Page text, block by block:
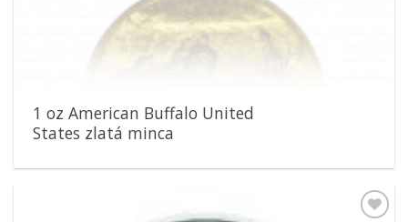
1 oz American Buffalo United
States zlatá minca